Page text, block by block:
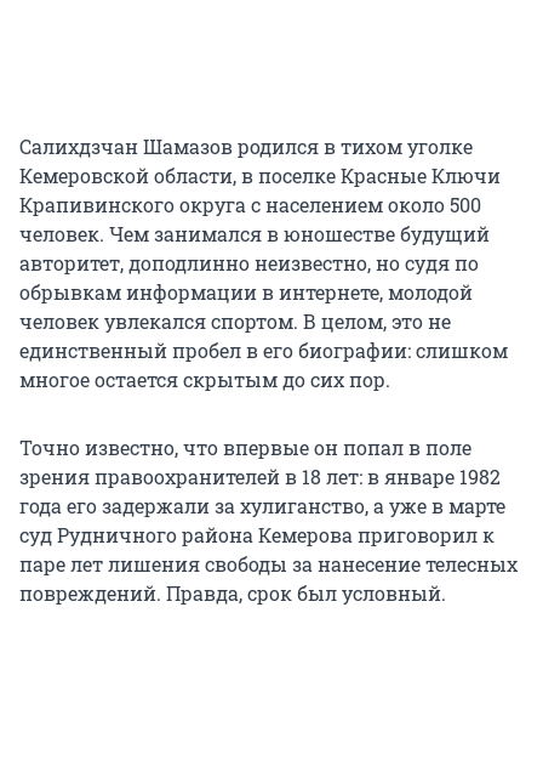
Салихдзчан Шамазов родился в тихом уголке
Кемеровской области, в поселке Красные Ключи
Крапивинского округа с населением около 500
человек. Чем занимался в юношестве будущий
авторитет, доподлинно неизвестно, но судя по
обрывкам информации в интернете, молодой
человек увлекался спортом. В целом, это не
единственный пробел в его биографии: слишком
многое остается скрытым до сих пор.
Точно известно, что впервые он попал в поле
зрения правоохранителей в 18 лет: в январе 1982
года его задержали за хулиганство, а уже в марте
суд Рудничного района Кемерова приговорил к
паре лет лишения свободы за нанесение телесных
повреждений. Правда, срок был условный.